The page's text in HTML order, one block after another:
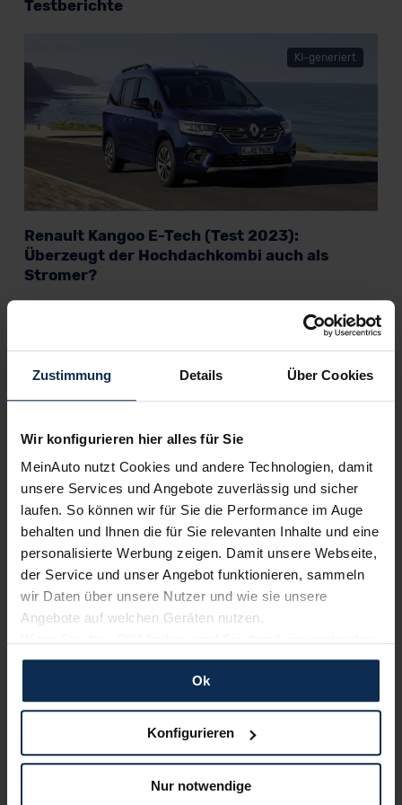
Zustimmung Details Über Cookies
Wir konfigurieren hier alles für Sie
MeinAuto nutzt Cookies und andere Technologien, damit
unsere Services und Angebote zuverlässig und sicher
laufen. So können wir für Sie die Performance im Auge
behalten und Ihnen die für Sie relevanten Inhalte und eine
personalisierte Werbung zeigen. Damit unsere Webseite,
der Service und unser Angebot funktionieren, sammeln
wir Daten über unsere Nutzer und wie sie unsere
Angebote auf welchen Geräten nutzen.
und erlauben uns Cookies für unseren Service zu
verwenden und diese Daten an Dritte weiterzugeben,
etwa an unsere Marketingpartner. Falls Sie dem nicht
zustimmen möchten, beschränken wir uns auf die
dann nicht auf Sie zuschneiden und Sie somit nicht
perfekt auf dem Weg zu Ihrem Neuwagen unterstützen.
Ok
Konfigurieren
Nur notwendige
Testberichte
KI-generiert
Renault Kangoo E-Tech (Test 2023):
Überzeugt der Hochdachkombi auch als
Stromer?
zeitlebens nie an nützlichen Qualitäten fehlen. Doch reicht
KI-generiert
Renault Captur Hybrid (Test 2022): Wie gut ergänzt
der Voll- den Plug-in-Hybrid?